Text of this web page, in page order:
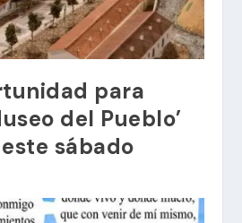
para
del Pueblo’
sábado